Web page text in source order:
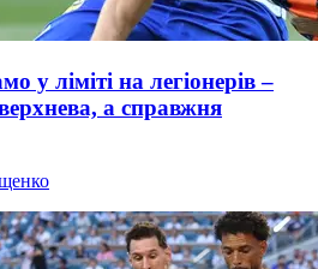
у ліміті на легіонерів –
а справжня